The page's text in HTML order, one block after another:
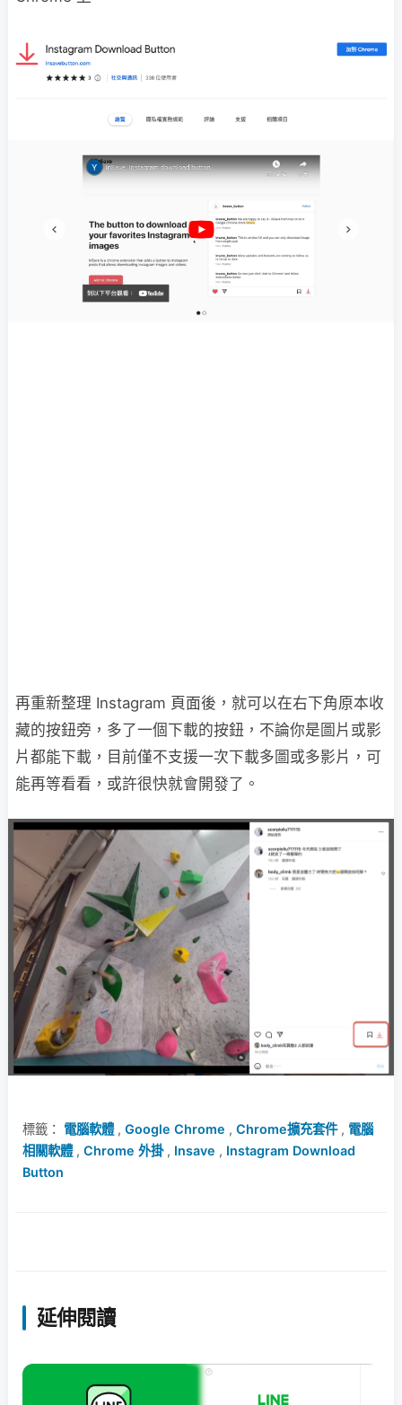
再重新整理 Instagram 頁面後，就可以在右下角原本收
藏的按鈕旁，多了一個下載的按鈕，不論你是圖片或影
片都能下載，目前僅不支援一次下載多圖或多影片，可
能再等看看，或許很快就會開發了。
標籤： 電腦軟體, Google Chrome , Chrome擴充套件, 電腦
相關軟體, Chrome 外掛, Insave , Instagram Download
Button
延伸閱讀